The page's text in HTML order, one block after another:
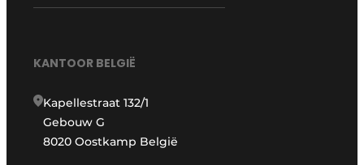
KANTOOR BELGIË
Kapellestraat 132/1
Gebouw G
8020 Oostkamp België